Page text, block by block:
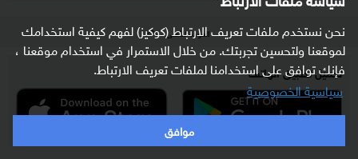
نحن نستخدم ملفات تعريف الارتباط (كوكيز) لفهم كيفية استخدامك
لموقعنا ولتحسين تجربتك. من خلال الاستمرار في استخدام موقعنا ،
فإنك توافق على استخدامنا لملفات تعريف الارتباط.
سياسية الخصوصية
موافق
العودة للأعلى
تحميل تطبيق الهاتف